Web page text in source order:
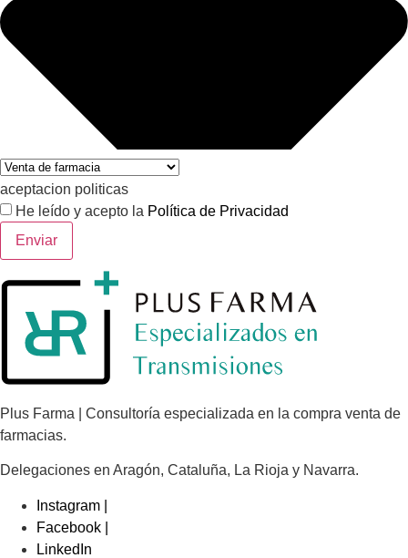
aceptacion politicas
He leído y acepto la Política de Privacidad
Enviar
Plus Farma | Consultoría especializada en la compra venta de
farmacias.
Delegaciones en Aragón, Cataluña, La Rioja y Navarra.
Instagram |
Facebook |
LinkedIn